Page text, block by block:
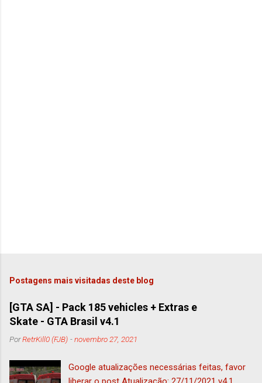
Postagens mais visitadas deste blog
[GTA SA] - Pack 185 vehicles + Extras e
Skate - GTA Brasil v4.1
PorRetrKill0 (FJB) -novembro 27, 2021
Google atualizações necessárias feitas, favor